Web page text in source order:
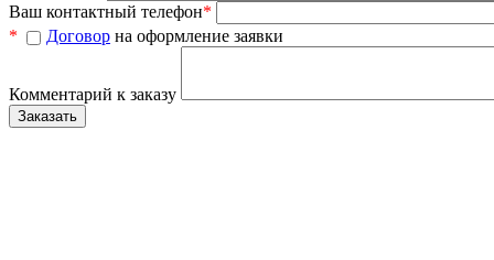
Ваш контактный телефон*
*
Договор на оформление заявки
Комментарий к заказу